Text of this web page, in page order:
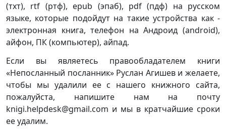
(тхт), rtf (ртф), epub (эпаб), pdf (пдф) на русском
языке, которые подойдут на такие устройства как -
электронная книга, телефон на Андроид (android),
айфон, ПК (компьютер), айпад.
Если вы являетесь правообладателем книги
«Непосланный посланник» Руслан Агишев и желаете,
чтобы мы удалили ее с нашего книжного сайта,
пожалуйста, напишите нам на почту
knigi.helpdesk@gmail.com и мы в кратчайшие сроки
ее удалим.